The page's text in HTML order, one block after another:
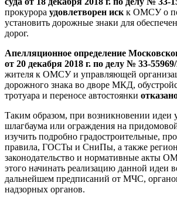
прокурора удовлетворен иск к ОМСУ о
установить дорожные знаки для
дорог.
Апелляционное определение
от 20 декабря 2018 г. по делу № 33-
жителя к ОМСУ и управляющей
дорожного знака во дворе МКД,
тротуара и переносе автостоянки
Таким образом, при возникновении идеи
шлагбаума или ограждения на
изучить подробно градостроительные,
правила, ГОСТы и СниПы, а также
законодательство и нормативные акты
этого начинать реализацию данной идеи
дальнейшем предписаний от МЧС,
надзорных органов.